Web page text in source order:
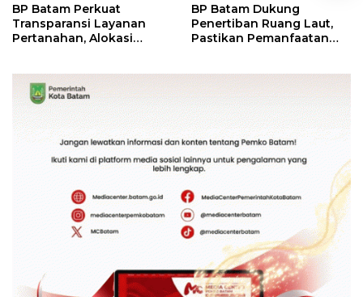
BP Batam Perkuat
Transparansi Layanan
Pertanahan, Alokasi
BP Batam Dukung
Penertiban Ruang Laut,
Pastikan Pemanfaatan